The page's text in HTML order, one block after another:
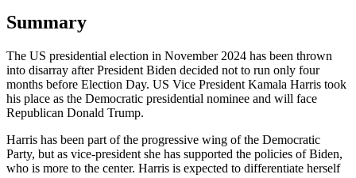
Summary
The US presidential election in November 2024 has been thrown
into disarray after President Biden decided not to run only four
months before Election Day. US Vice President Kamala Harris took
his place as the Democratic presidential nominee and will face
Republican Donald Trump.
Harris has been part of the progressive wing of the Democratic
Party, but as vice-president she has supported the policies of Biden,
who is more to the center. Harris is expected to differentiate herself